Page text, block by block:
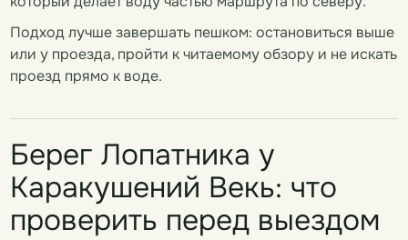
Подход лучше завершать пешком: остановиться выше
или у проезда, пройти к читаемому обзору и не искать
проезд прямо к воде.
Берег Лопатника у
Каракушений Векь: что
проверить перед выездом